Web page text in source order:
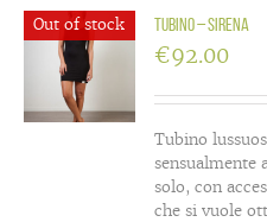
Out of stock Tubino – Sirena
€92.00
Tubino
sensualmente
solo, con
che si vuole